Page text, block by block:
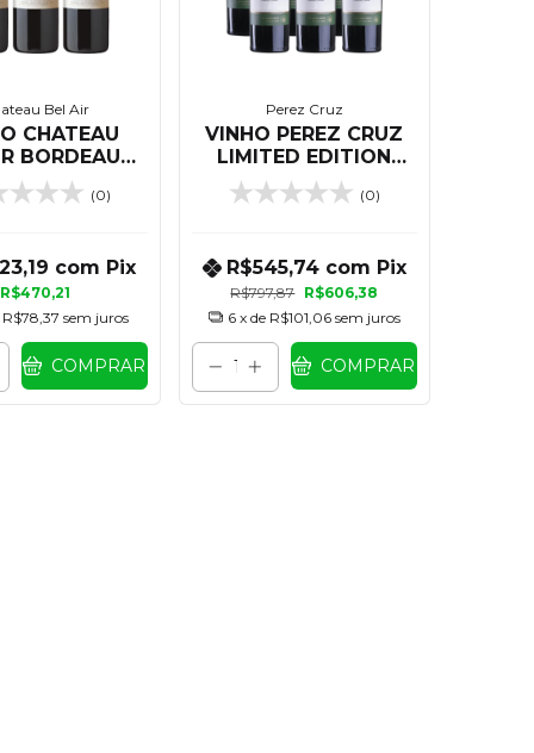
Bel Air
CHATEAU
BORDEAUX
ML - KIT
(0)
R$470,21
com Pix
R$78,37 sem juros
COMPRAR
Perez Cruz
VINHO PEREZ CRUZ
LIMITED EDITION
CABERNET FRANC
750 ML - KIT 06
(0)
R$797,87 R$606,38
R$545,74 com Pix
6 x de R$101,06 sem juros
COMPRAR